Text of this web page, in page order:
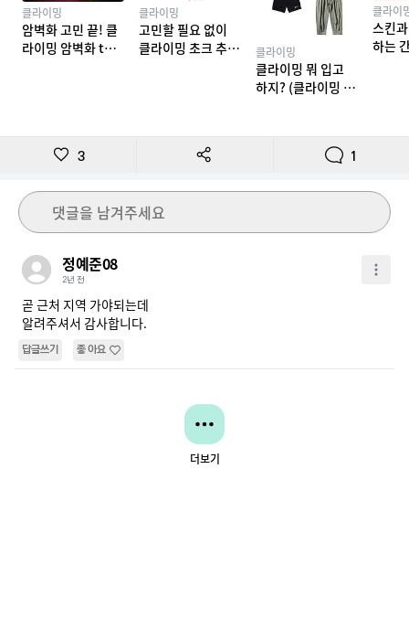
클라이밍
암벽화 고민 끝! 클
라이밍 암벽화 top
클라이밍
고민할 필요 없이
클라이밍 초크 추천
클라이밍
클라이밍 뭐 입고
하지? (클라이밍 복
클라이
스킨
하는
3 1
댓글을 남겨주세요
정예준08
2년 전
곧 근처 지역 가야되는데
알려주셔서 감사합니다.
답글쓰기 좋아요
더보기